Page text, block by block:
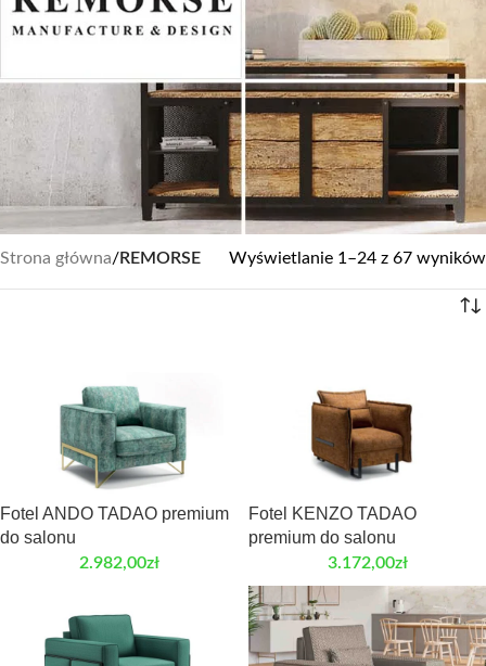
Strona główna/REMORSE Wyświetlanie 1–24 z 67 wyników
Fotel ANDO TADAO premium
do salonu
2.982,00zł
Fotel KENZO TADAO
premium do salonu
3.172,00zł